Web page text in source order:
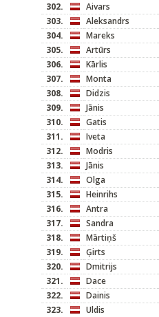
302.
Aivars
303.
Aleksandrs
304.
Mareks
305.
Artūrs
306.
Kārlis
307.
Monta
308.
Didzis
309.
Jānis
310.
Gatis
311.
Iveta
312.
Modris
313.
Jānis
314.
Olga
315.
Heinrihs
316.
Antra
317.
Sandra
318.
Mārtiņš
319.
Ģirts
320.
Dmitrijs
321.
Dace
322.
Dainis
323.
Uldis